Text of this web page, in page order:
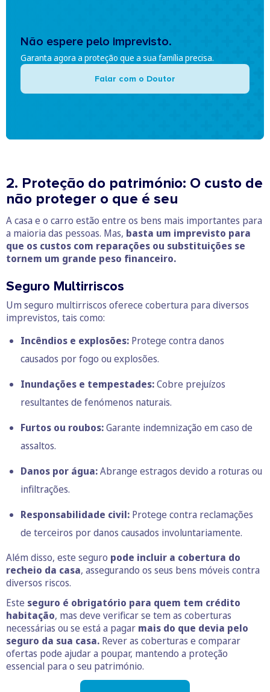
Não espere pelo imprevisto.
Garanta agora a proteção que a sua família precisa.
Falar com o Doutor
2. Proteção do património: O custo de
não proteger o que é seu
A casa e o carro estão entre os bens mais importantes para
a maioria das pessoas. Mas, basta um imprevisto para
que os custos com reparações ou substituições se
tornem um grande peso financeiro.
Seguro Multirriscos
Um seguro multirriscos oferece cobertura para diversos
imprevistos, tais como:
Incêndios e explosões: Protege contra danos
causados por fogo ou explosões.
Inundações e tempestades:Cobre prejuízos
resultantes de fenómenos naturais.
Furtos ou roubos:Garante indemnização em caso de
assaltos.
Danos por água:Abrange estragos devido a roturas ou
infiltrações.
Responsabilidade civil: Protege contra reclamações
de terceiros por danos causados involuntariamente.
Além disso, este seguro pode incluir a cobertura do
recheio da casa, assegurando os seus bens móveis contra
diversos riscos.
Este seguro é obrigatório para quem tem crédito
habitação, mas deve verificar se tem as coberturas
necessárias ou se está a pagar mais do que devia pelo
seguro da sua casa. Rever as coberturas e comparar
ofertas pode ajudar a poupar, mantendo a proteção
essencial para o seu património.